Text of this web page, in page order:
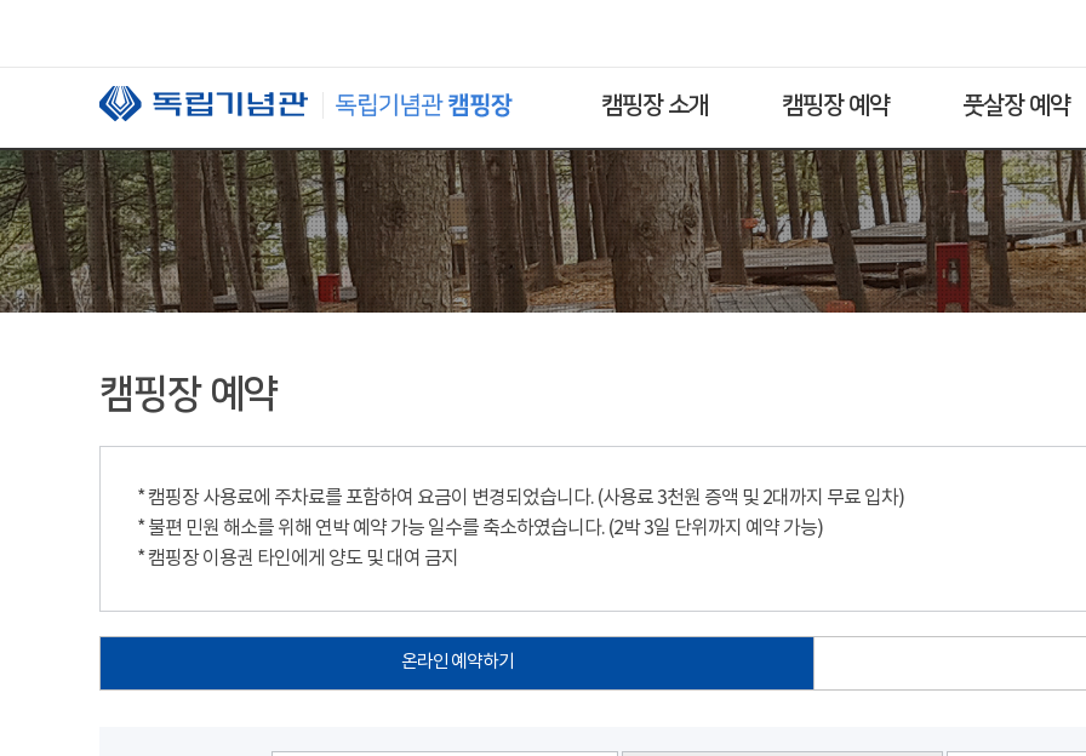
캠핑장 소개 캠핑장 예약 풋살장 예약
캠핑장 예약
* 캠핑장 사용료에 주차료를 포함하여 요금이 변경되었습니다. (사용료 3천원 증액 및 2대까지 무료 입차)
* 불편 민원 해소를 위해 연박 예약 가능 일수를 축소하였습니다. (2박 3일 단위까지 예약 가능)
* 캠핑장 이용권 타인에게 양도 및 대여 금지
온라인 예약하기